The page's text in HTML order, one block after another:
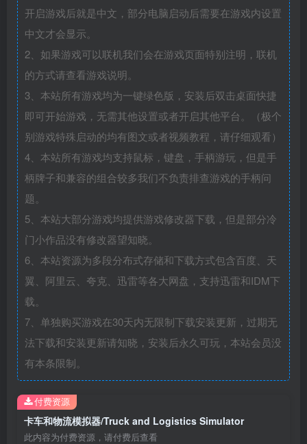
开启游戏后就是中文，部分电脑启动后需要在游戏内设置
中文才会显示。
2、如果游戏可以联机我们会在游戏页面特别注明，联机
的方式请查看游戏说明。
3、本站所有游戏均为一键绿色版，安装后双击桌面快捷
即可开始游戏，无需其他设置或者开启其他平台。（极个
别游戏特殊启动的均有图文或者视频教程，请仔细观看）
4、本站所有游戏均支持鼠标，键盘，手柄游玩，但是手
柄牌子和兼容的组合较多我们不负责排查游戏的手柄问
题。
5、本站大部分游戏均提供游戏修改器下载，但是部分冷
门小作品没有修改器望知晓。
6、本站资源为多段分布式存储和下载方式包含百度、天
翼、阿里云、夸克、迅雷等各大网盘，支持迅雷和IDM下
载。
7、单独购买游戏在30天内无限制下载安装更新，过期无
法下载和安装更新请知晓，安装后永久可玩，本站会员没
有本条限制。
卡车和物流模拟器/Truck and Logistics Simulator
此内容为付费资源，请付费后查看
付费资源